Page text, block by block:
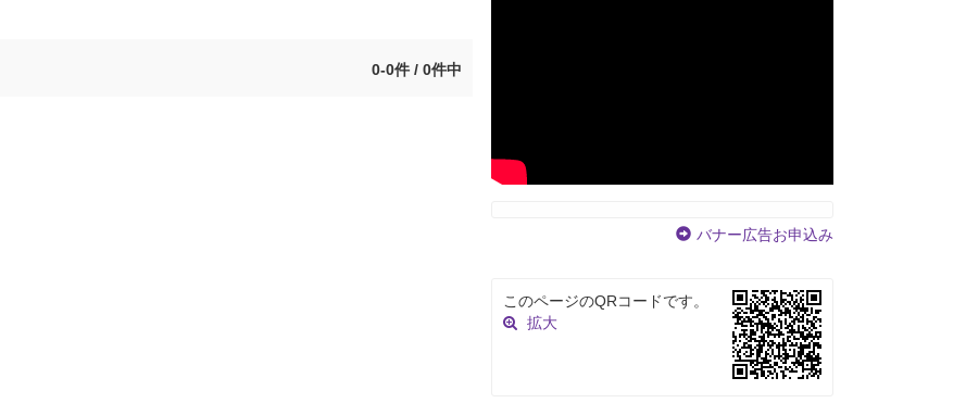
0-0件 / 0件中
バナー広告お申込み
このページのQRコードです。
拡大